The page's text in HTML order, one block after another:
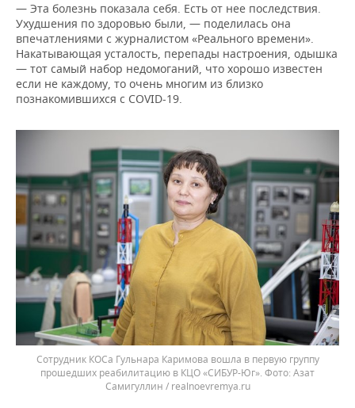
— Эта болезнь показала себя. Есть от нее последствия.
Ухудшения по здоровью были, — поделилась она
впечатлениями с журналистом «Реального времени».
Накатывающая усталость, перепады настроения, одышка
— тот самый набор недомоганий, что хорошо известен
если не каждому, то очень многим из близко
познакомившихся с COVID-19.
Сотрудник КОСа Гульнара Каримова вошла в первую группу
прошедших реабилитацию в КЦО «СИБУР-Юг». Фото: Азат
Самигуллин / realnoevremya.ru